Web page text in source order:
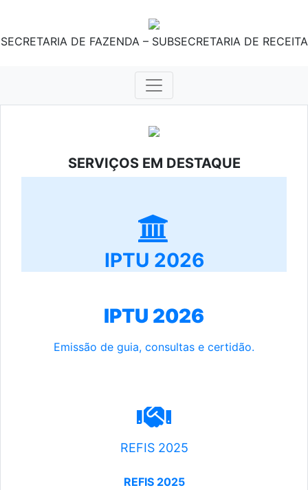
SECRETARIA DE FAZENDA – SUBSECRETARIA DE RECEITA
SERVIÇOS EM DESTAQUE
IPTU 2026
IPTU 2026
Emissão de guia, consultas e certidão.
REFIS 2025
REFIS 2025